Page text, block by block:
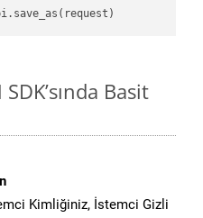
Basit
Kimliğiniz, İstemci Gizli